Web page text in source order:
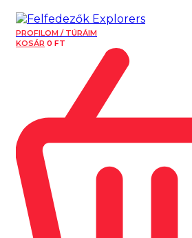
PROFILOM / TÚRÁIM
KOSÁR 0 FT